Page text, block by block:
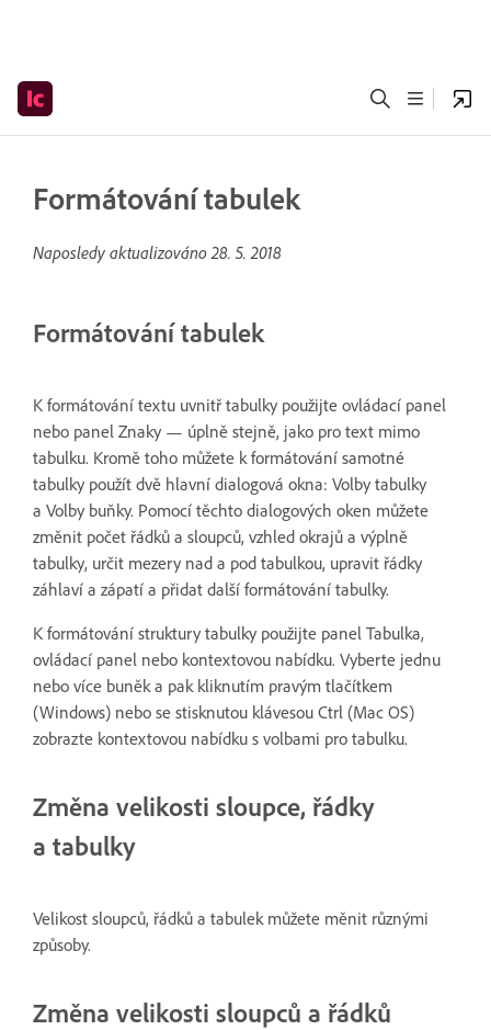
Formátování tabulek
Naposledy aktualizováno28. 5. 2018
Formátování tabulek
K formátování textu uvnitř tabulky použijte ovládací panel
nebo panel Znaky — úplně stejně, jako pro text mimo
tabulku. Kromě toho můžete k formátování samotné
tabulky použít dvě hlavní dialogová okna: Volby tabulky
a Volby buňky. Pomocí těchto dialogových oken můžete
změnit počet řádků a sloupců, vzhled okrajů a výplně
tabulky, určit mezery nad a pod tabulkou, upravit řádky
záhlaví a zápatí a přidat další formátování tabulky.
K formátování struktury tabulky použijte panel Tabulka,
ovládací panel nebo kontextovou nabídku. Vyberte jednu
nebo více buněk a pak kliknutím pravým tlačítkem
(Windows) nebo se stisknutou klávesou Ctrl (Mac OS)
zobrazte kontextovou nabídku s volbami pro tabulku.
Změna velikosti sloupce, řádky
a tabulky
Velikost sloupců, řádků a tabulek můžete měnit různými
způsoby.
Změna velikosti sloupců a řádků